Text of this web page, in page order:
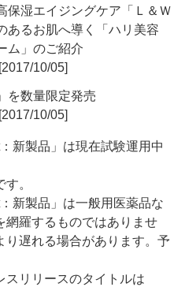
保湿エイジングケア「Ｌ＆Ｗ
あるお肌へ導く「ハリ美容
ム」のご紹介
[2017/10/05]
を数量限定発売
[2017/10/05]
新製品」は現在試験運用中
。
新製品」は一般用医薬品な
網羅するものではありませ
り遅れる場合があります。予
スリリースのタイトルは